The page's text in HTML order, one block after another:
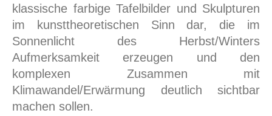
klassische farbige Tafelbilder und Skulpturen
im kunsttheoretischen Sinn dar, die im
Sonnenlicht des Herbst/Winters
Aufmerksamkeit erzeugen und den
komplexen Zusammen mit
Klimawandel/Erwärmung deutlich sichtbar
machen sollen.